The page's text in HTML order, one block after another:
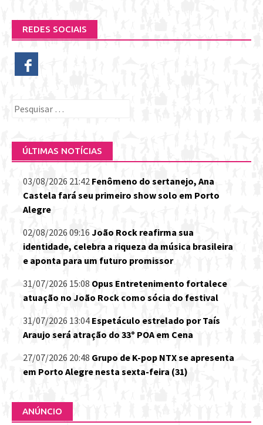
REDES SOCIAIS
Pesquisar
ÚLTIMAS NOTÍCIAS
03/08/2026 21:42 Fenômeno do sertanejo, Ana
Castela fará seu primeiro show solo em Porto
Alegre
02/08/2026 09:16 João Rock reafirma sua
identidade, celebra a riqueza da música brasileira
e aponta para um futuro promissor
31/07/2026 15:08 Opus Entretenimento fortalece
atuação no João Rock como sócia do festival
31/07/2026 13:04 Espetáculo estrelado por Taís
Araujo será atração do 33º POA em Cena
27/07/2026 20:48 Grupo de K-pop NTX se apresenta
em Porto Alegre nesta sexta-feira (31)
ANÚNCIO